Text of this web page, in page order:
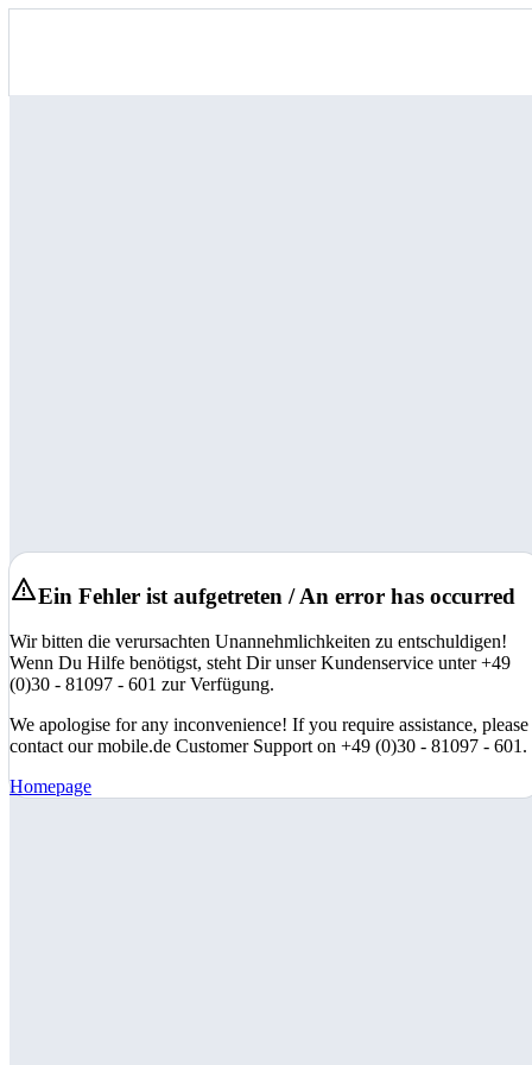
Ein Fehler ist aufgetreten / An error has occurred
Wir bitten die verursachten Unannehmlichkeiten zu entschuldigen!
Wenn Du Hilfe benötigst, steht Dir unser Kundenservice unter +49
(0)30 - 81097 - 601 zur Verfügung.
We apologise for any inconvenience! If you require assistance, please
contact our mobile.de Customer Support on +49 (0)30 - 81097 - 601.
Homepage